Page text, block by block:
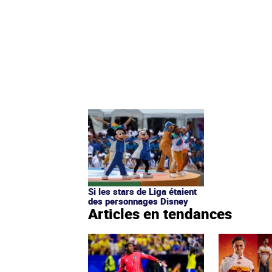
Si les stars de Liga étaient
des personnages Disney
Articles en tendances